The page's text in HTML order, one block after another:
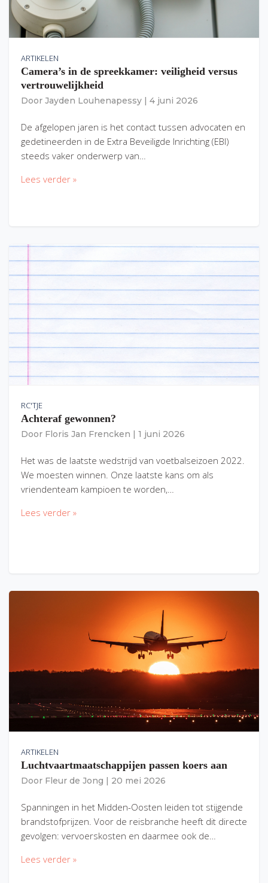
ARTIKELEN
Camera’s in de spreekkamer: veiligheid versus
vertrouwelijkheid
Door Jayden Louhenapessy 4 juni 2026
De afgelopen jaren is het contact tussen advocaten en
gedetineerden in de Extra Beveiligde Inrichting (EBI)
steeds vaker onderwerp van…
Lees verder »
RC'TJE
Achteraf gewonnen?
Door Floris Jan Frencken 1 juni 2026
Het was de laatste wedstrijd van voetbalseizoen 2022.
We moesten winnen. Onze laatste kans om als
vriendenteam kampioen te worden,…
Lees verder »
ARTIKELEN
Luchtvaartmaatschappijen passen koers aan
Door Fleur de Jong 20 mei 2026
Spanningen in het Midden-Oosten leiden tot stijgende
brandstofprijzen. Voor de reisbranche heeft dit directe
gevolgen: vervoerskosten en daarmee ook de…
Lees verder »